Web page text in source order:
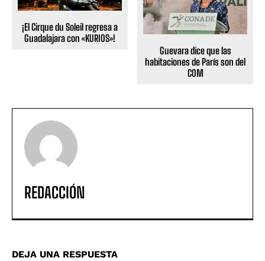
¡El Cirque du Soleil regresa a
Guadalajara con «KURIOS»!
Guevara dice que las
habitaciones de París son del
COM
REDACCIÓN
DEJA UNA RESPUESTA